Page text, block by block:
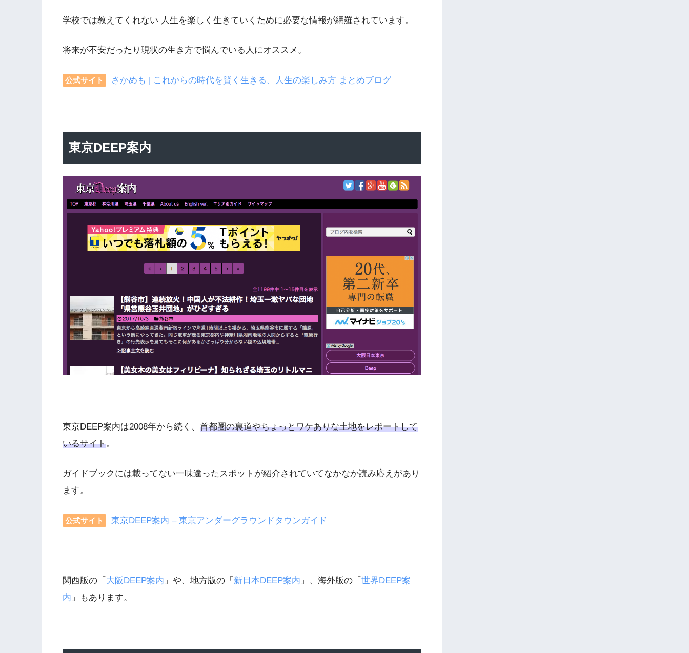
学校では教えてくれない 人生を楽しく生きていくために必要な情報が網羅されています。
将来が不安だったり現状の生き方で悩んでいる人にオススメ。
公式サイト さかめも | これからの時代を賢く生きる、人生の楽しみ方 まとめブログ
東京DEEP案内
東京DEEP案内は2008年から続く、 首都圏の裏道やちょっとワケありな土地をレポートして
いるサイト。
ガイドブックには載ってない一味違ったスポットが紹介されていてなかなか読み応えがあり
ます。
公式サイト 東京DEEP案内 – 東京アンダーグラウンドタウンガイド
関西版の「 大阪DEEP案内 」や、地方版の「 新日本DEEP案内 」、海外版の「 世界DEEP案
内 」もあります。